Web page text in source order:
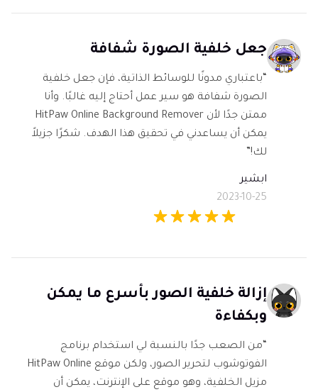
جعل خلفية الصورة شفافة
“باعتباري مدونًا للوسائط الذاتية، فإن جعل خلفية
الصورة شفافة هو سير عمل أحتاج إليه غالبًا. وأنا
ممتن جدًا لأن HitPaw Online Background Remover
يمكن أن يساعدني في تحقيق هذا الهدف. شكرًا جزيلاً
لك!”
ابشير
2023-10-25
إزالة خلفية الصور بأسرع ما يمكن
وبكفاءة
“من الصعب جدًا بالنسبة لي استخدام برنامج
الفوتوشوب لتحرير الصور، ولكن موقع HitPaw Online
مزيل الخلفية، وهو موقع على الإنترنت، يمكن أن